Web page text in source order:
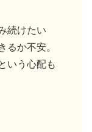
続けたい
るか不安。
いう心配も